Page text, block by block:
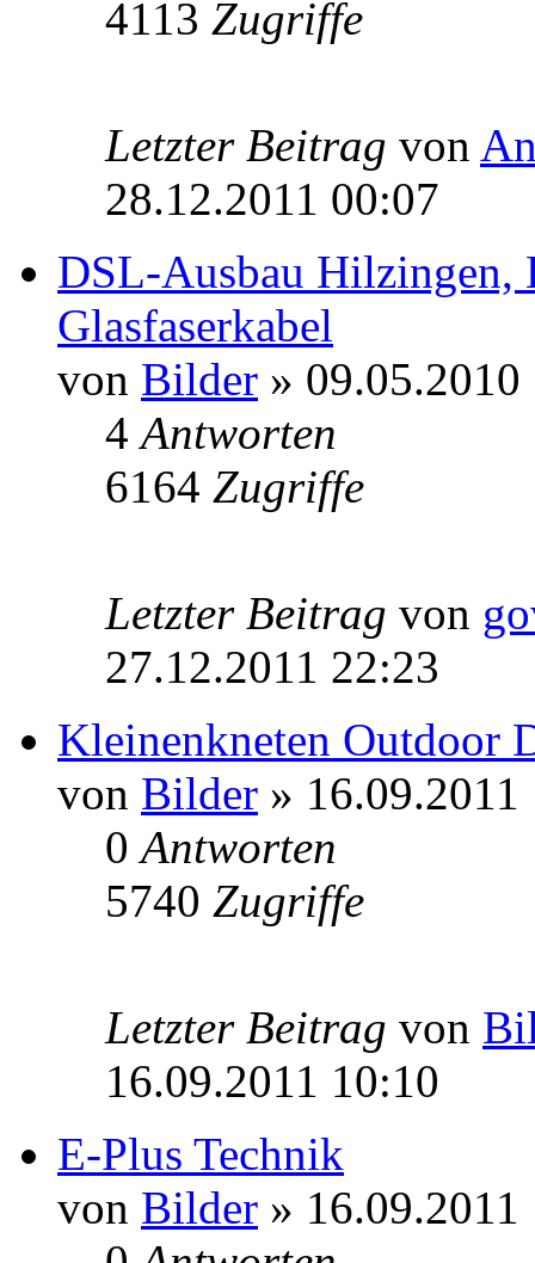
4113 Zugriffe
Letzter Beitrag von
28.12.2011 00:07
DSL-Ausbau
Glasfaserkabel
von Bilder » 09.05.2010
4Antworten
6164 Zugriffe
Letzter Beitrag von
27.12.2011 22:23
Kleinenkneten Outdoor
von Bilder » 16.09.2011
0Antworten
5740 Zugriffe
Letzter Beitrag von
16.09.2011 10:10
E-Plus Technik
von Bilder » 16.09.2011